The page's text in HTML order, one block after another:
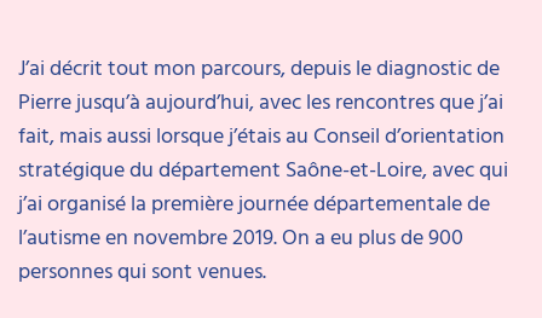
J’ai décrit tout mon parcours, depuis le diagnostic de
Pierre jusqu’à aujourd’hui, avec les rencontres que j’ai
fait, mais aussi lorsque j’étais au Conseil d’orientation
stratégique du département Saône-et-Loire, avec qui
j’ai organisé la première journée départementale de
l’autisme en novembre 2019. On a eu plus de 900
personnes qui sont venues.